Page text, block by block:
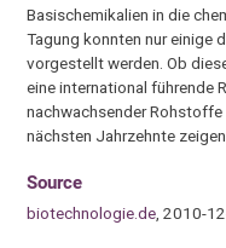
Basischemikalien in die
Tagung konnten nur einige
vorgestellt werden. Ob
eine international führende
nachwachsender
nächsten Jahrzehnte zeigen.
Source
biotechnologie.de, 2010-